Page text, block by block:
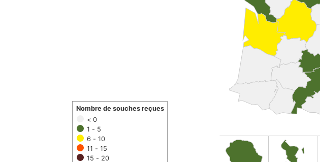
< 0
1 - 5
6 - 10
11 - 15
15 - 20
Nombre de souches reçues